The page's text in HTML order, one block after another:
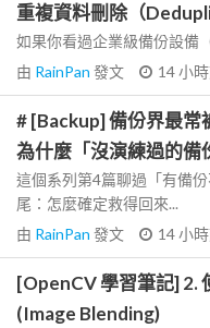
重複資料刪除（
如果你看過企業級備份設備
由 RainPan 發文 14 小
# [Backup] 備份界最常
為什麼「沒演練過的備
這個系列第4篇聊過「有備
尾：怎麼確定救得回來...
由 RainPan 發文 14 小
[OpenCV 學習筆記] 2.
(Image Blending)